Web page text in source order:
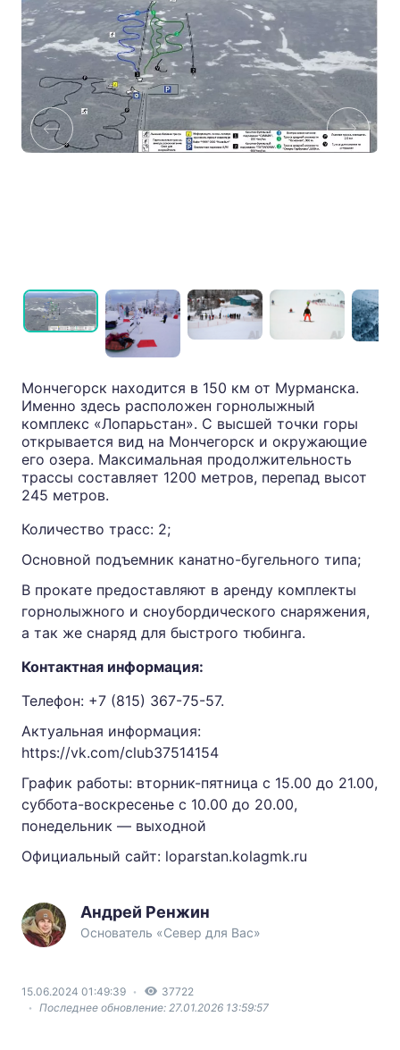
Мончегорск находится в 150 км от Мурманска.
Именно здесь расположен горнолыжный
комплекс «Лопарьстан». С высшей точки горы
открывается вид на Мончегорск и окружающие
его озера. Максимальная продолжительность
трассы составляет 1200 метров, перепад высот
245 метров.
Количество трасс: 2;
Основной подъемник канатно-бугельного типа;
В прокате предоставляют в аренду комплекты
горнолыжного и сноубордического снаряжения,
а так же снаряд для быстрого тюбинга.
Контактная информация:
Телефон: +7 (815) 367-75-57.
Актуальная информация:
https://vk.com/club37514154
График работы: вторник-пятница с 15.00 до 21.00,
суббота-воскресенье с 10.00 до 20.00,
понедельник — выходной
Официальный сайт: loparstan.kolagmk.ru
Андрей Ренжин
Основатель «Север для Вас»
15.06.2024 01:49:39
37722
Последнее обновление: 27.01.2026 13:59:57